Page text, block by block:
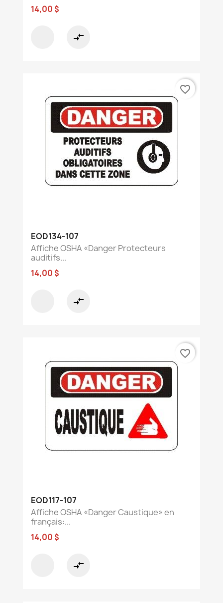
14,00 $
compare_arrows
EOD134-107
Affiche OSHA «Danger Protecteurs
auditifs...
14,00 $
compare_arrows
favorite_border
EOD117-107
Affiche OSHA «Danger Caustique» en
français:...
14,00 $
compare_arrows
favorite_border